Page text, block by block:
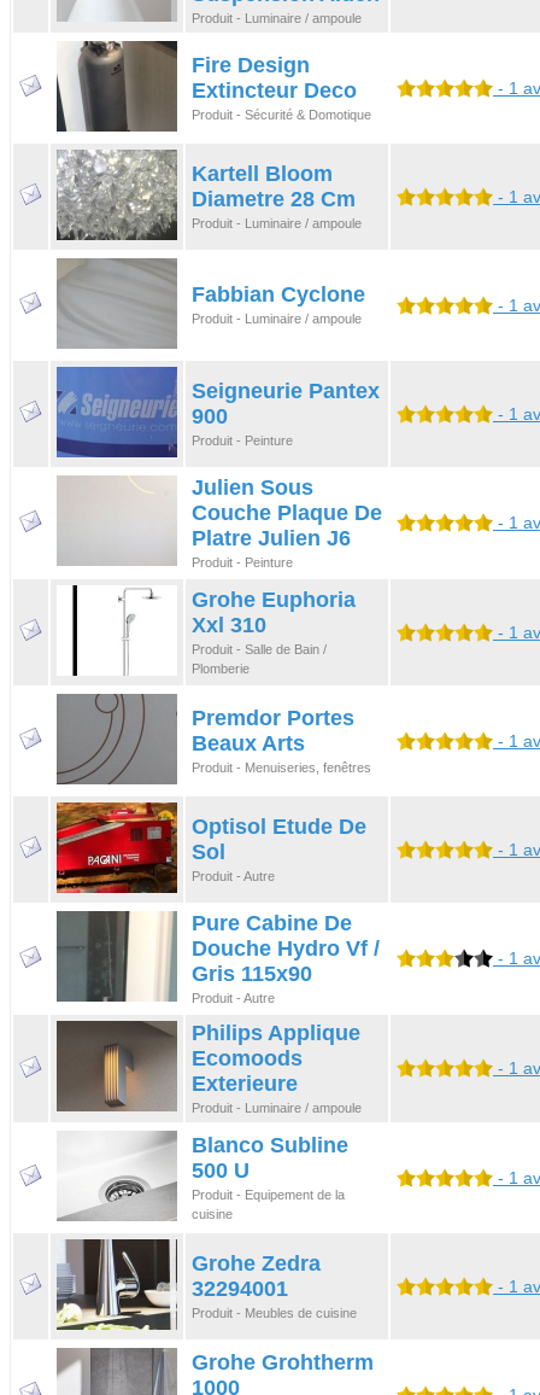
Produit - Luminaire / ampoule
Fire Design
Extincteur Deco
Produit - Sécurité & Domotique
- 1
Kartell Bloom
Diametre 28 Cm
Produit - Luminaire / ampoule
- 1
Fabbian Cyclone
Produit - Luminaire / ampoule
- 1
Seigneurie Pantex
900
Produit - Peinture
- 1
Julien Sous
Couche Plaque De
Platre Julien J6
Produit - Peinture
- 1
Grohe Euphoria
Xxl 310
Produit - Salle de Bain /
Plomberie
- 1
Premdor Portes
Beaux Arts
Produit - Menuiseries, fenêtres
- 1
Optisol Etude De
Sol
Produit - Autre
- 1
Pure Cabine De
Douche Hydro Vf /
Gris 115x90
Produit - Autre
- 1
Philips Applique
Ecomoods
Exterieure
Produit - Luminaire / ampoule
- 1
Blanco Subline
500 U
Produit - Equipement de la
cuisine
- 1
Grohe Zedra
32294001
Produit - Meubles de cuisine
- 1
Grohe Grohtherm
1000